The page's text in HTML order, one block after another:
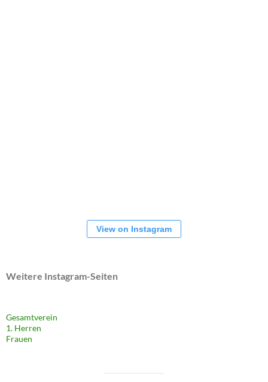
View on Instagram
Weitere Instagram-Seiten
Gesamtverein
1. Herren
Frauen